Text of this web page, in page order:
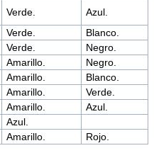
Verde.
Azul.
Verde.
Blanco.
Verde.
Negro.
Amarillo.
Negro.
Amarillo.
Blanco.
Amarillo.
Verde.
Amarillo.
Azul.
Azul.
Amarillo. Rojo.